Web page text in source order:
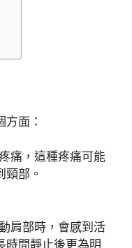
面：
痛，這種疼痛可能
部。
肩部時，會感到活
時間靜止後更為明